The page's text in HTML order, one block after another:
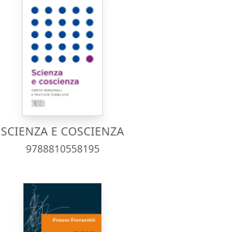
SCIENZA E COSCIENZA
9788810558195